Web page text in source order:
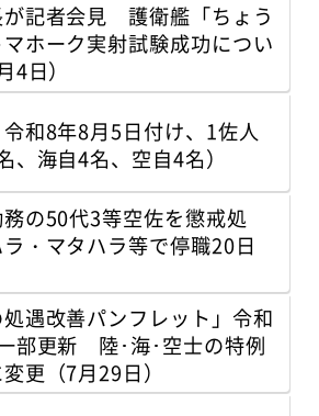
が記者会見 護衛艦「ちょう
ホーク実射試験成功につい
4日）
和8年8月5日付け、1佐人
、海自4名、空自4名）
の50代3等空佐を懲戒処
・マタハラ等で停職20日
処遇改善パンフレット」令和
部更新 陸･海･空士の特例
更（7月29日）